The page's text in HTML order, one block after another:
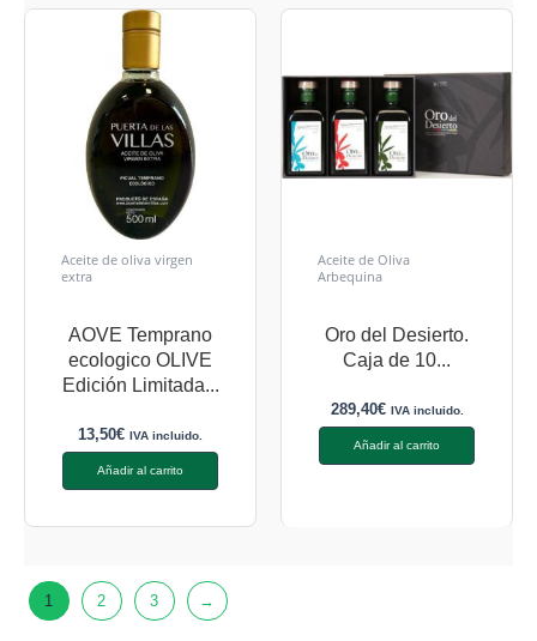
Aceite de oliva virgen
extra
AOVE Temprano
ecologico OLIVE
Edición Limitada...
13,50€ IVA incluido.
Añadir al carrito
Aceite de Oliva
Arbequina
Oro del Desierto.
Caja de 10...
289,40€ IVA incluido.
Añadir al carrito
1 2 3 →